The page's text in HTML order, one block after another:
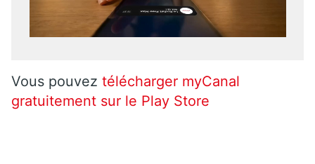
Vous pouvez télécharger myCanal
gratuitement sur le Play Store